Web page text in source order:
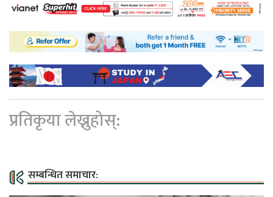
प्रतिकृया लेख्नुहोस्:
सम्बन्धित समाचार: